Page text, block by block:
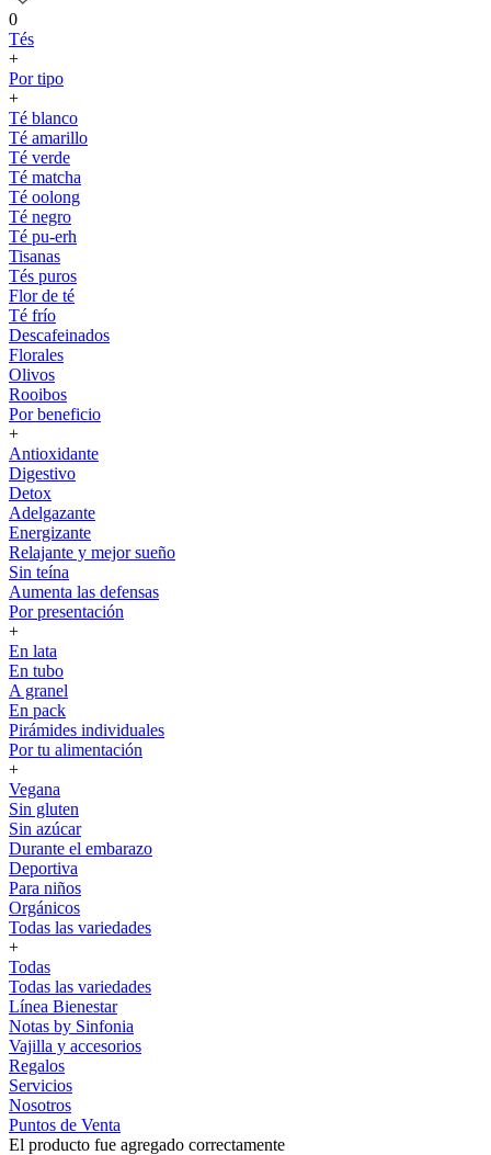
0
Tés
+
Por tipo
+
Té blanco
Té amarillo
Té verde
Té matcha
Té oolong
Té negro
Té pu-erh
Tisanas
Tés puros
Flor de té
Té frío
Descafeinados
Florales
Olivos
Rooibos
Por beneficio
+
Antioxidante
Digestivo
Detox
Adelgazante
Energizante
Relajante y mejor sueño
Sin teína
Aumenta las defensas
Por presentación
+
En lata
En tubo
A granel
En pack
Pirámides individuales
Por tu alimentación
+
Vegana
Sin gluten
Sin azúcar
Durante el embarazo
Deportiva
Para niños
Orgánicos
Todas las variedades
+
Todas
Todas las variedades
Línea Bienestar
Notas by Sinfonia
Vajilla y accesorios
Regalos
Servicios
Nosotros
Puntos de Venta
El producto fue agregado correctamente